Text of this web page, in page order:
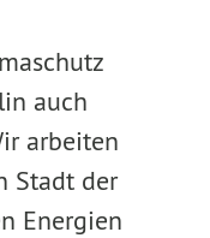
auch
arbeiten
Stadt der
Energien